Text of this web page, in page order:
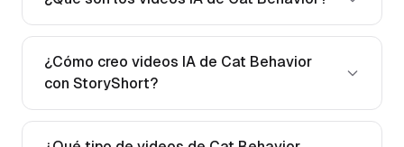
¿Cómo creo videos IA de Cat Behavior
con StoryShort?